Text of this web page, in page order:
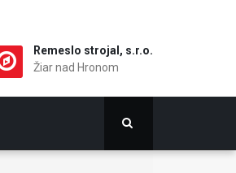
Remeslo strojal, s.r.o.
Žiar nad Hronom